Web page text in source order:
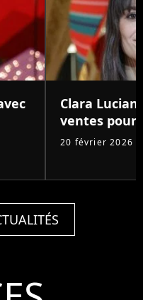
Clara Luciani
ventes pour
20 février 2026